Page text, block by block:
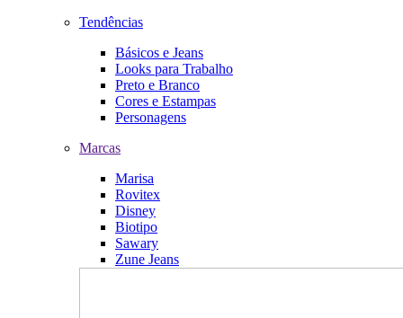
Tendências
Básicos e Jeans
Looks para Trabalho
Preto e Branco
Cores e Estampas
Personagens
Marcas
Marisa
Rovitex
Disney
Biotipo
Sawary
Zune Jeans